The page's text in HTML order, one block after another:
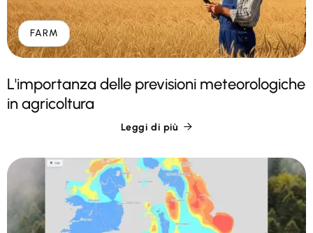
FARM
L'importanza delle previsioni meteorologiche
in agricoltura
Leggi di più 